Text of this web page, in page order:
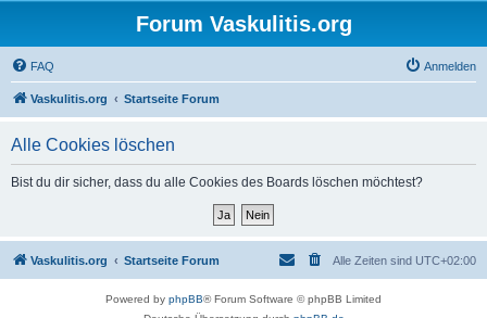
Forum Vaskulitis.org
FAQ Anmelden
Vaskulitis.org Startseite Forum
Alle Cookies löschen
Bist du dir sicher, dass du alle Cookies des Boards löschen möchtest?
Vaskulitis.org Startseite Forum Alle Zeiten sind UTC+02:00
Powered by phpBB® Forum Software © phpBB Limited